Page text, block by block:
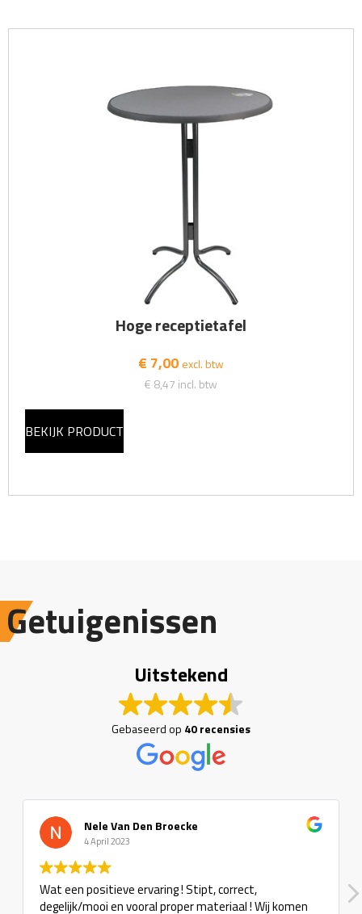
Hoge receptietafel
€ 7,00 excl. btw
€ 8,47 incl. btw
BEKIJK PRODUCT
Getuigenissen
Uitstekend
Gebaseerd op 40 recensies
Nele Van Den Broecke
4 April 2023
Wat een positieve ervaring ! Stipt, correct,
degelijk/mooi en vooral proper materiaal ! Wij komen